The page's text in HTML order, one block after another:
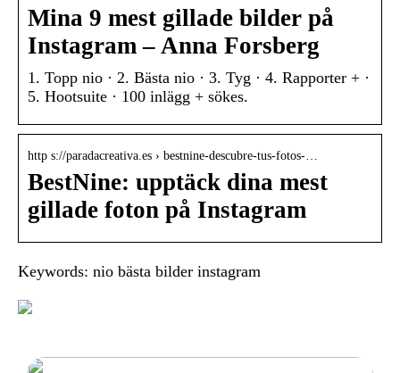
Mina 9 mest gillade bilder på
Instagram – Anna Forsberg
1. Topp nio · 2. Bästa nio · 3. Tyg · 4. Rapporter + ·
5. Hootsuite · 100 inlägg + sökes.
http s://paradacreativa.es › bestnine-descubre-tus-fotos-…
BestNine: upptäck dina mest
gillade foton på Instagram
Keywords: nio bästa bilder instagram